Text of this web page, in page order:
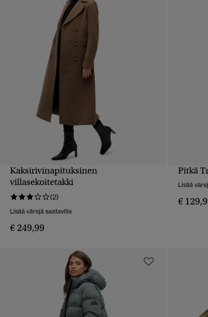
PIKAKATSELU
Kaksirivinapituksinen
villasekoitetakki
(2)
Lisää värejä saatavilla
€ 249,99
Pitkä
Lisää
€